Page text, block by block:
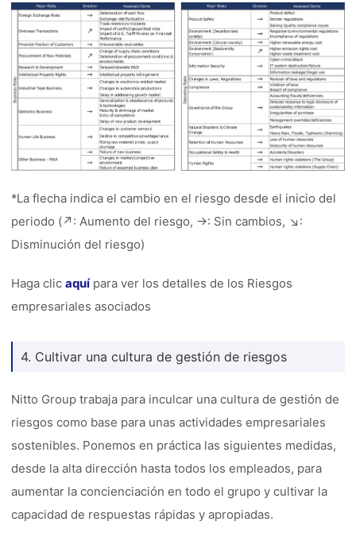
*La flecha indica el cambio en el riesgo desde el inicio del
periodo (↗: Aumento del riesgo, →: Sin cambios, ↘:
Disminución del riesgo)
Haga clicaquípara ver los detalles de los Riesgos
empresariales asociados
4. Cultivar una cultura de gestión de riesgos
Nitto Group trabaja para inculcar una cultura de gestión de
riesgos como base para unas actividades empresariales
sostenibles. Ponemos en práctica las siguientes medidas,
desde la alta dirección hasta todos los empleados, para
aumentar la concienciación en todo el grupo y cultivar la
capacidad de respuestas rápidas y apropiadas.